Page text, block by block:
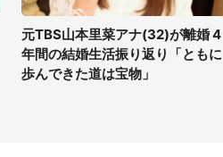
元TBS山本里菜アナ(32)が離婚 4
年間の結婚生活振り返り「ともに
歩んできた道は宝物」